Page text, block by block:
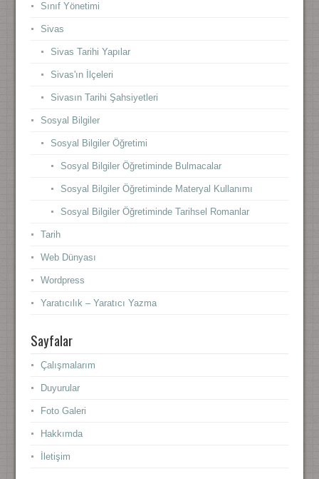
Sınıf Yönetimi
Sivas
Sivas Tarihi Yapılar
Sivas'ın İlçeleri
Sivasın Tarihi Şahsiyetleri
Sosyal Bilgiler
Sosyal Bilgiler Öğretimi
Sosyal Bilgiler Öğretiminde Bulmacalar
Sosyal Bilgiler Öğretiminde Materyal Kullanımı
Sosyal Bilgiler Öğretiminde Tarihsel Romanlar
Tarih
Web Dünyası
Wordpress
Yaratıcılık – Yaratıcı Yazma
Sayfalar
Çalışmalarım
Duyurular
Foto Galeri
Hakkımda
İletişim